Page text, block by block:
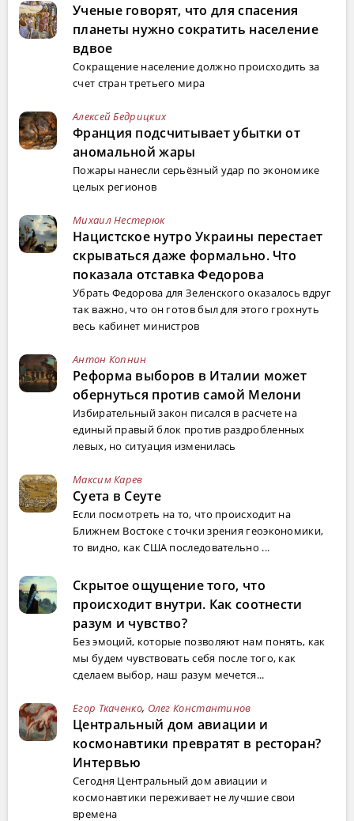
Ученые говорят, что для спасения
планеты нужно сократить население
вдвое
Сокращение население должно происходить за
счет стран третьего мира
Алексей Бедрицких
Франция подсчитывает убытки от
аномальной жары
Пожары нанесли серьёзный удар по экономике
целых регионов
Михаил Нестерюк
Нацистское нутро Украины перестает
скрываться даже формально. Что
показала отставка Федорова
Убрать Федорова для Зеленского оказалось вдруг
так важно, что он готов был для этого грохнуть
весь кабинет министров
Антон Копнин
Реформа выборов в Италии может
обернуться против самой Мелони
Избирательный закон писался в расчете на
единый правый блок против раздробленных
левых, но ситуация изменилась
Максим Карев
Суета в Сеуте
Если посмотреть на то, что происходит на
Ближнем Востоке с точки зрения геоэкономики,
то видно, как США последовательно ...
Скрытое ощущение того, что
происходит внутри. Как соотнести
разум и чувство?
Без эмоций, которые позволяют нам понять, как
мы будем чувствовать себя после того, как
сделаем выбор, наш разум мечется...
Егор Ткаченко, Олег Константинов
Центральный дом авиации и
космонавтики превратят в ресторан?
Интервью
Сегодня Центральный дом авиации и
космонавтики переживает не лучшие свои
времена